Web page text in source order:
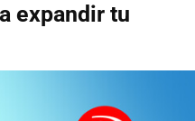
expandir tu